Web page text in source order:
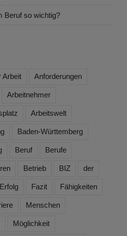
Beruf so wichtig?
Arbeit Anforderungen
Arbeitnehmer
Arbeitswelt
Baden-Württemberg
Beruf Berufe
Betrieb BIZ der
Erfolg Fazit Fähigkeiten
Menschen
Möglichkeit